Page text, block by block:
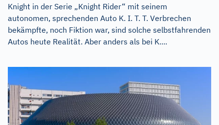
Knight in der Serie „Knight Rider“ mit seinem
autonomen, sprechenden Auto K. I. T. T. Verbrechen
bekämpfte, noch Fiktion war, sind solche selbstfahrenden
Autos heute Realität. Aber anders als bei K....